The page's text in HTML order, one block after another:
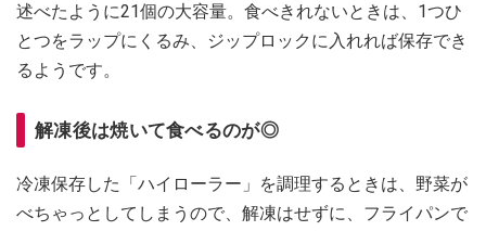
述べたように21個の大容量。食べきれないときは、1つひ
とつをラップにくるみ、ジップロックに入れれば保存でき
るようです。
解凍後は焼いて食べるのが◎
冷凍保存した「ハイローラー」を調理するときは、野菜が
べちゃっとしてしまうので、解凍はせずに、フライパンで